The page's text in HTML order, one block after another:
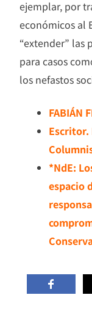
ejemplar, por
económicos al
“extender” las
para casos
los nefastos
FABIÁN
Escritor.
*NdE:
espacio